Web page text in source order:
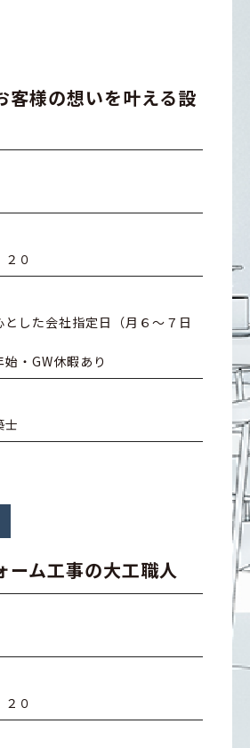
客様の想いを叶える設
０
した会社指定日（月６～７日
・GW休暇あり
士
ーム工事の大工職人
０